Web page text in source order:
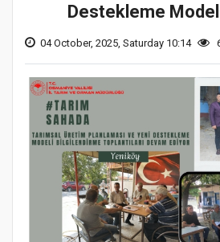
Destekleme Modeli
04 October, 2025, Saturday 10:14